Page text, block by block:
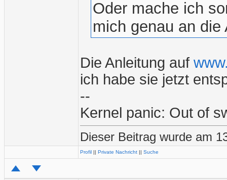
Oder mache ich
mich genau an
Die Anleitung auf
ich habe sie jetzt
--
Kernel panic: Out of
Dieser Beitrag wurde am
Profil || Private Nachricht || Suche